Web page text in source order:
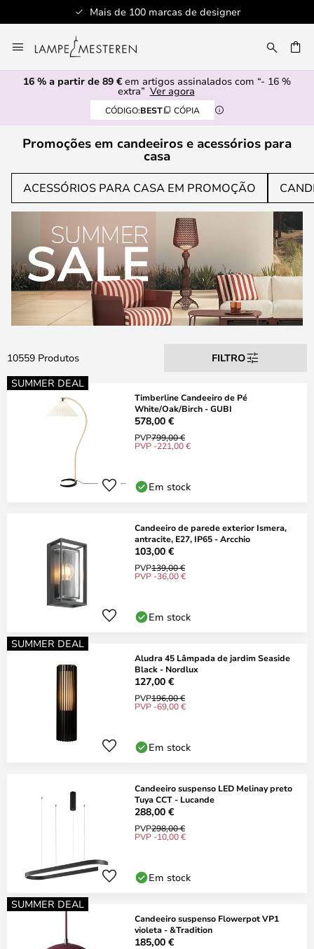
Serviço de atendimento profissional
para
o
Conteúdo
16 % a partir de 89 € em artigos assinalados com “- 16 %
extra” Ver agora
CÓDIGO:BEST CÓPIA
Promoções em candeeiros e acessórios para
casa
ACESSÓRIOS PARA CASA EM PROMOÇÃO
10559 Produtos
FILTRO
SUMMER DEAL
Timberline Candeeiro de Pé
White/Oak/Birch - GUBI
578,00 €
PVP799,00 €
PVP -221,00 €
Em stock
Candeeiro de parede exterior Ismera,
antracite, E27, IP65 - Arcchio
103,00 €
PVP139,00 €
PVP -36,00 €
Em stock
SUMMER DEAL
Aludra 45 Lâmpada de jardim Seaside
Black - Nordlux
127,00 €
PVP196,00 €
PVP -69,00 €
Em stock
Candeeiro suspenso LED Melinay preto
Tuya CCT - Lucande
288,00 €
PVP298,00 €
PVP -10,00 €
Em stock
SUMMER DEAL
Candeeiro suspenso Flowerpot VP1
violeta - &Tradition
185,00 €